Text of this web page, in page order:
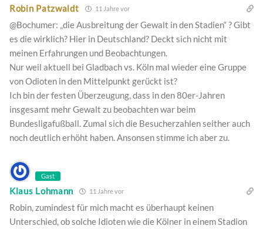
Robin Patzwaldt 11 Jahre vor
@Bochumer: „die Ausbreitung der Gewalt in den Stadien“ ? Gibt
es die wirklich? Hier in Deutschland? Deckt sich nicht mit
meinen Erfahrungen und Beobachtungen.
Nur weil aktuell bei Gladbach vs. Köln mal wieder eine Gruppe
von Odioten in den Mittelpunkt gerückt ist?
Ich bin der festen Überzeugung, dass in den 80er-Jahren
insgesamt mehr Gewalt zu beobachten war beim
Bundesligafußball. Zumal sich die Besucherzahlen seither auch
noch deutlich erhöht haben. Ansonsen stimme ich aber zu.
Gast
Klaus Lohmann 11 Jahre vor
Robin, zumindest für mich macht es überhaupt keinen
Unterschied, ob solche Idioten wie die Kölner in einem Stadion